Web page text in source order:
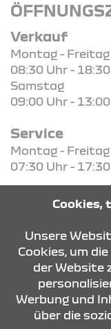
Verkauf
Montag - Freitag
08:30 Uhr -
Samstag
09:00 Uhr -
Service
Montag - Freitag
07:30 Uhr -
Teile / Zubehör
08:00 Uhr -
KONTAKT &
Cookies,
Unsere
Cookies, um
der Website
Werbung und
über die